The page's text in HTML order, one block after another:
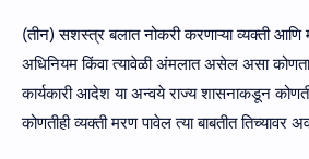
(तीन) सशस्त्र बलात नोकरी करणाऱ्या व्यक्ती आणि
अधिनियम किंवा त्यावेळी अंमलात असेल असा
कार्यकारी आदेश या अन्वये राज्य शासनाकडून
कोणतीही व्यक्ती मरण पावेल त्या बाबतीत तिच्यावर